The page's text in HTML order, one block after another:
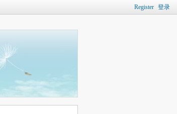
Register 登录